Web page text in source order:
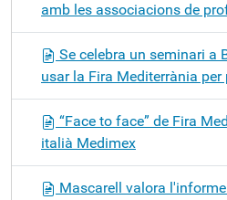
amb les associacions de
Se celebra un seminari a
usar la Fira Mediterrània
“Face to face” de Fira
italià Medimex
Mascarell valora